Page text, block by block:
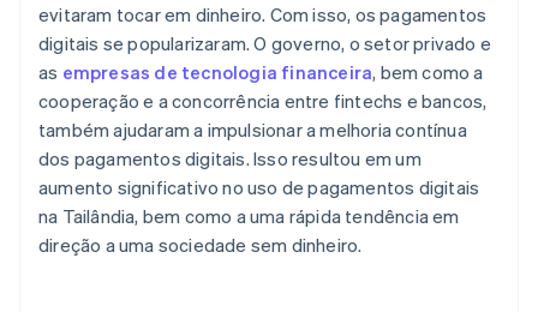
evitaram tocar em dinheiro. Com isso, os pagamentos
digitais se popularizaram. O governo, o setor privado e
as empresas de tecnologia financeira, bem como a
cooperação e a concorrência entre fintechs e bancos,
também ajudaram a impulsionar a melhoria contínua
dos pagamentos digitais. Isso resultou em um
aumento significativo no uso de pagamentos digitais
na Tailândia, bem como a uma rápida tendência em
direção a uma sociedade sem dinheiro.